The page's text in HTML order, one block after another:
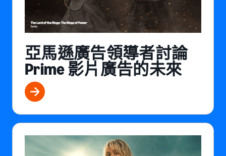
亞馬遜廣告領導者討論
Prime 影片廣告的未來